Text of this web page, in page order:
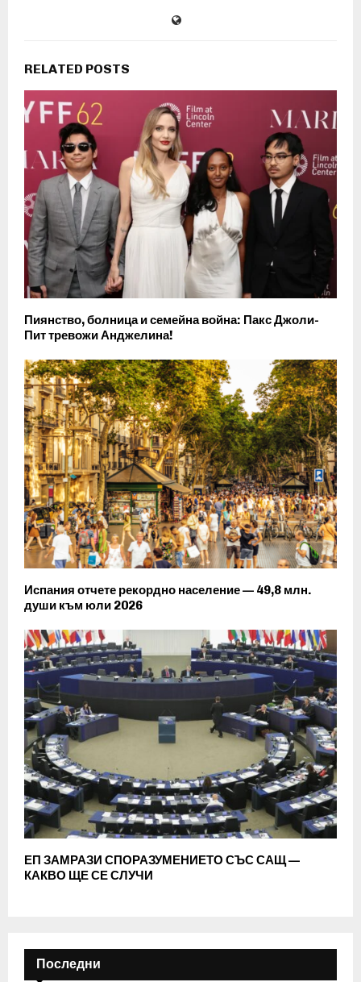
RELATED POSTS
Пиянство, болница и семейна война: Пакс Джоли-
Пит тревожи Анджелина!
Испания отчете рекордно население — 49,8 млн.
души към юли 2026
ЕП ЗАМРАЗИ СПОРАЗУМЕНИЕТО СЪС САЩ —
КАКВО ЩЕ СЕ СЛУЧИ
Последни